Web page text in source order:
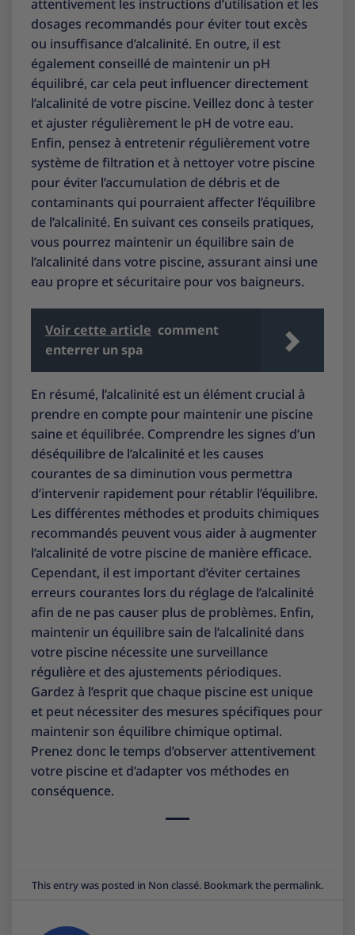
attentivement les instructions d’utilisation et les
dosages recommandés pour éviter tout excès
ou insuffisance d’alcalinité. En outre, il est
également conseillé de maintenir un pH
équilibré, car cela peut influencer directement
l’alcalinité de votre piscine. Veillez donc à tester
et ajuster régulièrement le pH de votre eau.
Enfin, pensez à entretenir régulièrement votre
système de filtration et à nettoyer votre piscine
pour éviter l’accumulation de débris et de
contaminants qui pourraient affecter l’équilibre
de l’alcalinité. En suivant ces conseils pratiques,
vous pourrez maintenir un équilibre sain de
l’alcalinité dans votre piscine, assurant ainsi une
eau propre et sécuritaire pour vos baigneurs.
Voir cette article comment
enterrer un spa
En résumé, l’alcalinité est un élément crucial à
prendre en compte pour maintenir une piscine
saine et équilibrée. Comprendre les signes d’un
déséquilibre de l’alcalinité et les causes
courantes de sa diminution vous permettra
d’intervenir rapidement pour rétablir l’équilibre.
Les différentes méthodes et produits chimiques
recommandés peuvent vous aider à augmenter
l’alcalinité de votre piscine de manière efficace.
Cependant, il est important d’éviter certaines
erreurs courantes lors du réglage de l’alcalinité
afin de ne pas causer plus de problèmes. Enfin,
maintenir un équilibre sain de l’alcalinité dans
votre piscine nécessite une surveillance
régulière et des ajustements périodiques.
Gardez à l’esprit que chaque piscine est unique
et peut nécessiter des mesures spécifiques pour
maintenir son équilibre chimique optimal.
Prenez donc le temps d’observer attentivement
votre piscine et d’adapter vos méthodes en
conséquence.
This entry was posted in Non classé. Bookmark the permalink.